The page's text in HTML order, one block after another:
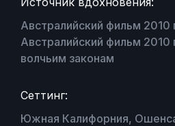
Австралийский фильм 2010
Австралийский фильм 2010
волчьим законам
Сеттинг:
Южная Калифорния,